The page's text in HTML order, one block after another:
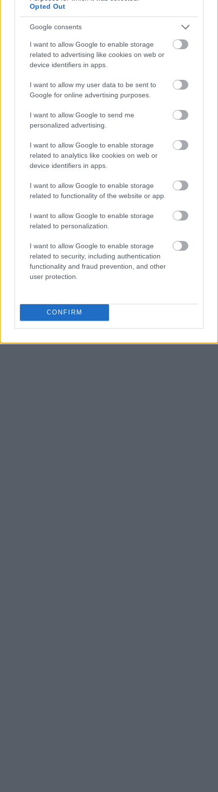
Opted Out
Google consents
I want to allow Google to enable storage
related to advertising like cookies on web or
device identifiers in apps.
I want to allow my user data to be sent to
Google for online advertising purposes.
I want to allow Google to send me
personalized advertising.
I want to allow Google to enable storage
related to analytics like cookies on web or
device identifiers in apps.
I want to allow Google to enable storage
related to functionality of the website or app.
I want to allow Google to enable storage
related to personalization.
I want to allow Google to enable storage
related to security, including authentication
functionality and fraud prevention, and other
user protection.
CONFIRM